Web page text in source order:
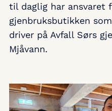
til daglig har ansvaret
gjenbruksbutikken
driver på Avfall Sørs
Mjåvann.